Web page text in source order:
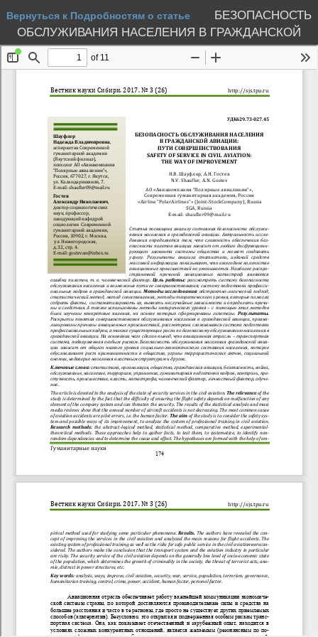
Вернуться к Подробностям о статье
БЕЗОПАСНОСТЬ
ОБСЛУЖИВАНИЯ НАСЕЛЕНИЯ В ГРАЖДАНСКОЙ
АВИАЦИИ: ПУТИ СОВЕРШЕНСТВОВАНИЯ
Скачать